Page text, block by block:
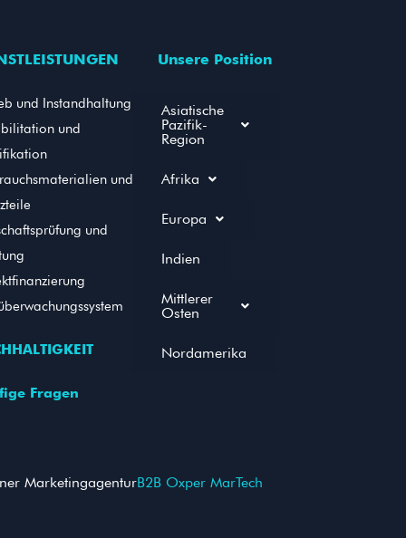
und Instandhaltung
und
und
und
Fragen
Unsere Position
Asiatische
Pazifik-
Region
Afrika
Europa
Indien
Mittlerer
Osten
Nordamerika
MarketingagenturB2B Oxper MarTech